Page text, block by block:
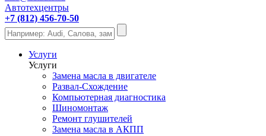
Автотехцентры
+7 (812) 456-70-50
Услуги
Услуги
Замена масла в двигателе
Развал-Схождение
Компьютерная диагностика
Шиномонтаж
Ремонт глушителей
Замена масла в АКПП